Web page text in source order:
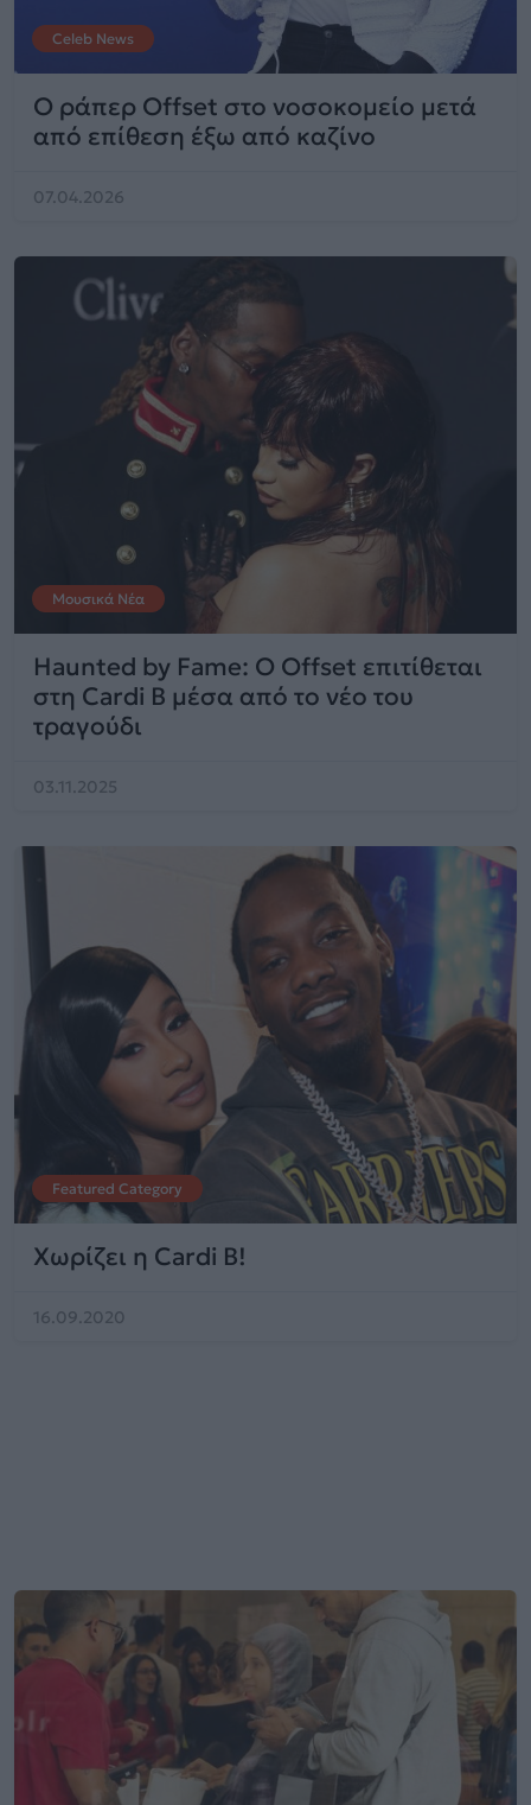
Celeb News
Ο ράπερ Offset στο νοσοκομείο μετά
από επίθεση έξω από καζίνο
07.04.2026
Μουσικά Νέα
Haunted by Fame: Ο Offset επιτίθεται
στη Cardi B μέσα από το νέο του
τραγούδι
03.11.2025
Featured Category
Χωρίζει η Cardi B!
16.09.2020